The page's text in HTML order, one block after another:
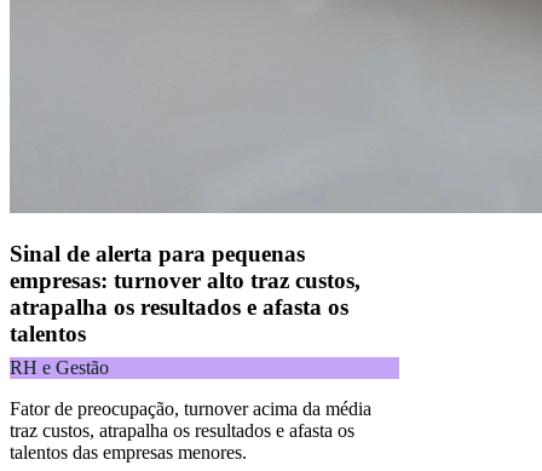
Sinal de alerta para pequenas
empresas: turnover alto traz custos,
atrapalha os resultados e afasta os
talentos
RH e Gestão
Fator de preocupação, turnover acima da média
traz custos, atrapalha os resultados e afasta os
talentos das empresas menores.